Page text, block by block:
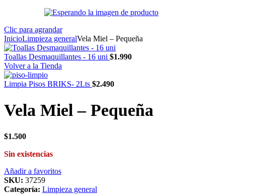
Clic para agrandar
InicioLimpieza generalVela Miel – Pequeña
Toallas Desmaquillantes - 16 uni $1.990
Volver a la Tienda
Limpia Pisos BRIKS- 2Lts $2.490
Vela Miel – Pequeña
$1.500
Sin existencias
Añadir a favoritos
SKU: 37259
Categoría: Limpieza general